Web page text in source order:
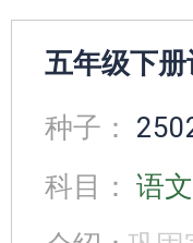
五年级下
种子：
科目： 语文